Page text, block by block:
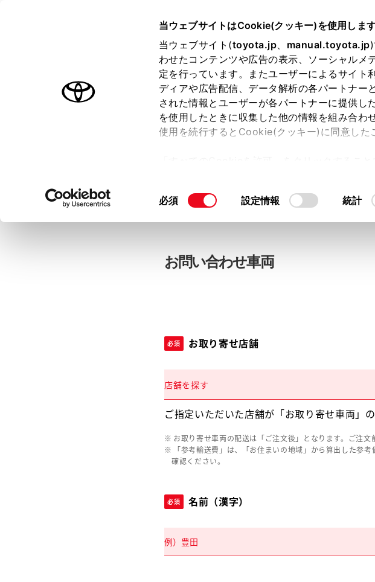
は必須です。
当ウェブサイトはCookie(クッキー)を使用します
当ウェブサイト(toyota.jp、 manual.toyota.jp
わせたコンテンツや広告の表示、ソーシャルメ
定を行っています。またユーザーによるサイト
ディアや広告配信、データ解析の各パートナ
された情報とユーザーが各パートナーに提供し
を使用したときに収集した他の情報を組み合
使用を続行するとCookie(クッキー)に同意した
て」をご覧ください。
同
択
必須 設定情報 統計
中古車：お問い合わせ
お客さま情報の入力
お問い合わせ車両
必須 お取り寄せ店舗
店舗を探す
ご指定いただいた店舗が「お取り寄せ車両」
お取り寄せ車両の配送は「ご注文後」となります。ご注
「参考輸送費」は、「お住まいの地域」から算出した参
確認ください。
必須 名前（漢字）